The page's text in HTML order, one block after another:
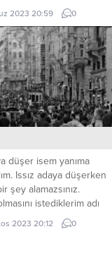
seçilmiş şiirleri
ve İspanyolcaya
Edebiyat Magazin
Köşe Yazarı, Kirpi
Düşün Dergisi Yayın
Dergisi Araştırma
ve Türkiye Yazarlar
üyesidir....
2023 20:59 0
düşer isem yanıma
Issız adaya düşerken
şey alamazsınız.
istediklerim adı
ada Ekmek Su İşaret
cevapla kendini
2023 20:12 0